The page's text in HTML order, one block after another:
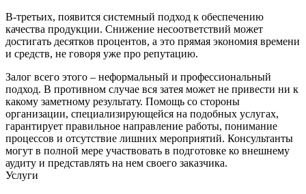
В-третьих, появится системный подход к обеспечению
качества продукции. Снижение несоответствий может
достигать десятков процентов, а это прямая экономия времени
и средств, не говоря уже про репутацию.
Залог всего этого – неформальный и профессиональный
подход. В противном случае вся затея может не привести ни к
какому заметному результату. Помощь со стороны
организации, специализирующейся на подобных услугах,
гарантирует правильное направление работы, понимание
процессов и отсутствие лишних мероприятий. Консультанты
могут в полной мере участвовать в подготовке ко внешнему
аудиту и представлять на нем своего заказчика.
Услуги